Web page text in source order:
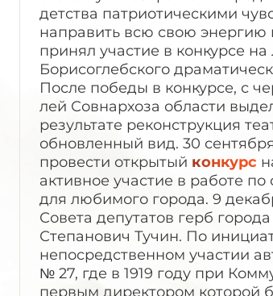
детства патриотическими
направить всю свою энергию
принял участие в конкурсе
Борисоглебского
После победы в конкурсе, с
лей Совнархоза области
результате реконструкция
обновленный вид. 30
провести открытый конкурс
активное участие в работе
для любимого города. 9
Совета депутатов герб
Степанович Тучин. По
непосредственном участии
№ 27, где в 1919 году при
первым директором которой